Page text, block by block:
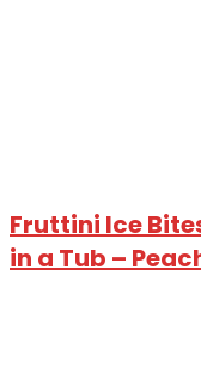
Fruttini Ice
in a Tub –